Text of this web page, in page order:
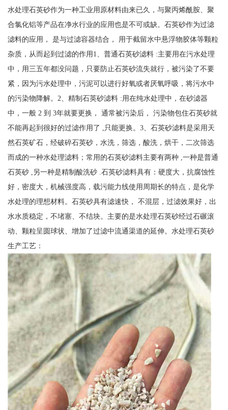
水处理石英砂作为一种工业用原材料由来已久，与聚丙烯酰胺、聚
合氯化铝等产品在净水行业的应用也是不可或缺。石英砂作为过滤
滤料的应用， 是与过滤容器结合， 用于截留水中悬浮物胶体等颗粒
杂质，从而起到过滤的作用1、普通石英砂滤料 :主要用在污水处理
中，用三五年都没问题，只要防止石英砂流失就行，被污染了不要
紧，因为污水处理中，污泥可以进行好氧或者厌氧呼吸，将污水中
的污染物降解。2、精制石英砂滤料 :用在纯水处理中，在砂滤器
中，一般 2 到 3年就要更换， 通常被污染后， 污染物包住石英砂就
不能再起到很好的过滤作用了 ,只能更换。3、石英砂滤料是采用天
然石英矿石，经破碎石英砂，水洗，筛选，酸洗，烘干，二次筛选
而成的一种水处理滤料；常用的石英砂滤料主要有两种 ,一种是普通
石英砂 ,另一种是精制酸洗砂 .石英砂滤料具有：硬度大，抗腐蚀性
好，密度大，机械强度高，载污能力线使用周期长的特点，是化学
水处理的理想材料。石英砂具有滤速快， 不混层，过滤效果好，出
水水质稳定，不堵塞、不结块。主要的是水处理石英砂经过石碾滚
动、颗粒呈圆球状、增加了过滤中流通渠道的延伸。水处理石英砂
生产工艺：